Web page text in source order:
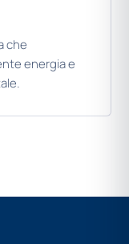
che
energia e